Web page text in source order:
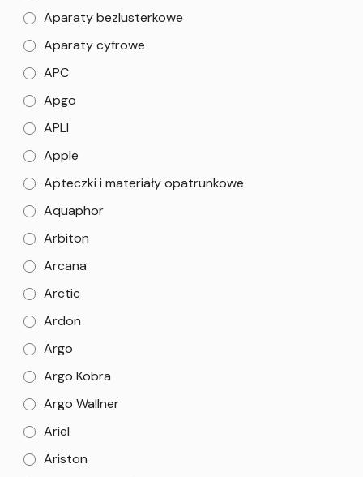
Aparaty bezlusterkowe
Aparaty cyfrowe
APC
Apgo
APLI
Apple
Apteczki i materiały opatrunkowe
Aquaphor
Arbiton
Arcana
Arctic
Ardon
Argo
Argo Kobra
Argo Wallner
Ariel
Ariston